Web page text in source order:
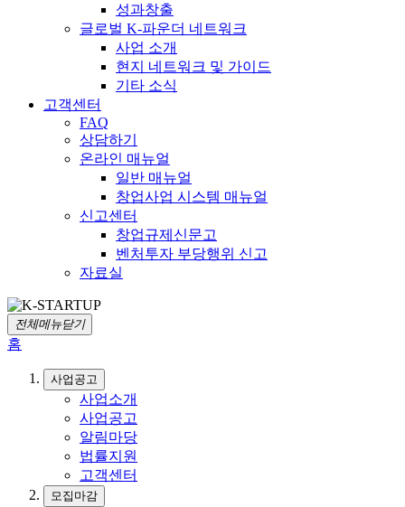
성과창출
글로벌 K-파운더 네트워크
사업 소개
현지 네트워크 및 가이드
기타 소식
고객센터
FAQ
상담하기
온라인 매뉴얼
일반 매뉴얼
창업사업 시스템 매뉴얼
신고센터
창업규제신문고
벤처투자 부당행위 신고
자료실
전체메뉴닫기
홈
사업공고
사업소개
사업공고
알림마당
법률지원
고객센터
모집마감